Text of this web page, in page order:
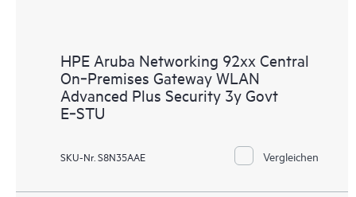
HPE Aruba Networking 92xx Central
On‑Premises Gateway WLAN
Advanced Plus Security 3y Govt
E‑STU
SKU-Nr. S8N35AAE Vergleichen